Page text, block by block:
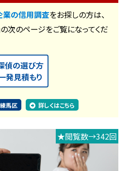
業の信用調査をお探しの方は、
次のページをご覧になってくだ
偵の選び方
発見積もり
練馬区 詳しくはこちら
★閲覧数→342回